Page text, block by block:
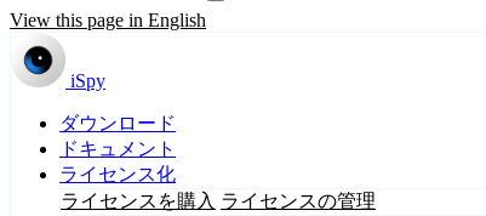
View this page in English
iSpy
ダウンロード
ドキュメント
ライセンス化
ライセンスを購入 ライセンスの管理